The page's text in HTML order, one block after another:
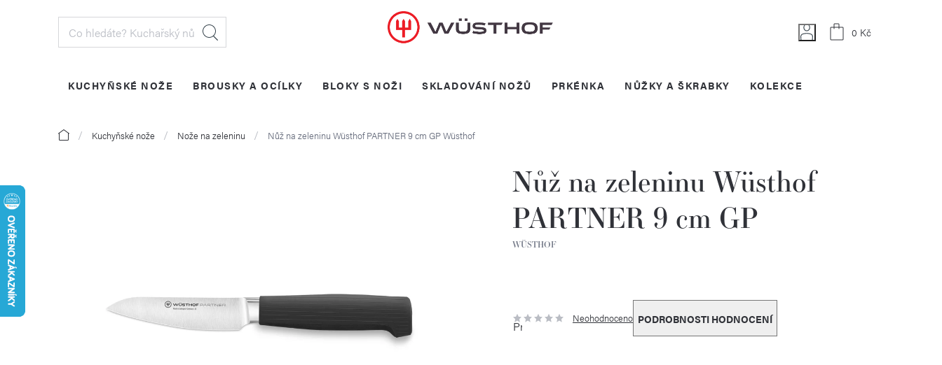
Nákupní
0 Kč
KUCHYŇSKÉ NOŽE BROUSKY A OCÍLKY BLOKY S NOŽI SKLADOVÁNÍ NOŽŮ PRKÉNKA NŮŽKY A ŠKRABKY KOLEKCE
Domů Kuchyňské nože Nože na zeleninu Nůž na zeleninu Wüsthof PARTNER 9 cm GPWüsthof
Nůž na zeleninu Wüsthof
PARTNER 9 cm GP
WÜSTHOF
Průměrné
hodnocení
Neohodnoceno PODROBNOSTI HODNOCENÍ